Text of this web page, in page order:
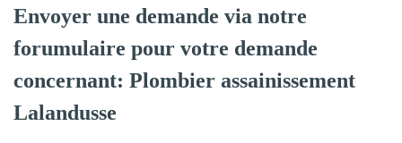
Envoyer une demande via notre
forumulaire pour votre demande
concernant: Plombier assainissement
Lalandusse